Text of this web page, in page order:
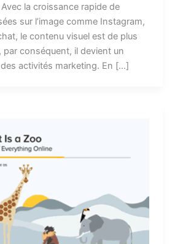
la croissance rapide de
sur l’image comme Instagram,
le contenu visuel est de plus
conséquent, il devient un
activités marketing. En […]